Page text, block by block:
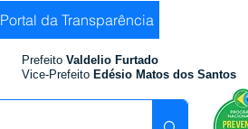
Portal da Transparência
Prefeito Valdelio Furtado
Vice-Prefeito Edésio Matos dos Santos